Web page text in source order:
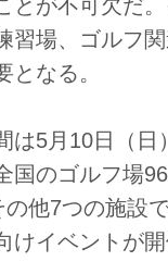
とが不可欠だ
習場、ゴルフ
となる。
は5月10日（日
国のゴルフ場
他7つの施設
けイベントが開